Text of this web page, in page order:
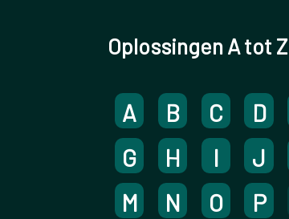
Oplossingen A tot Z
A B C D
G
H I J
M
N O P